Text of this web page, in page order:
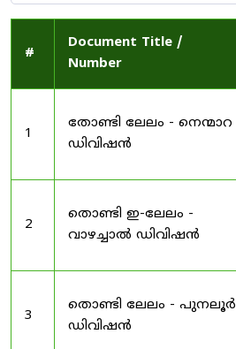
#
Document Title /
Number
1
തോണ്ടി ലേലം - നെന്മാറ
ഡിവിഷൻ
2
തൊണ്ടി ഇ-ലേലം -
വാഴച്ചാൽ ഡിവിഷൻ
3
തൊണ്ടി ലേലം - പുനലൂർ
ഡിവിഷൻ